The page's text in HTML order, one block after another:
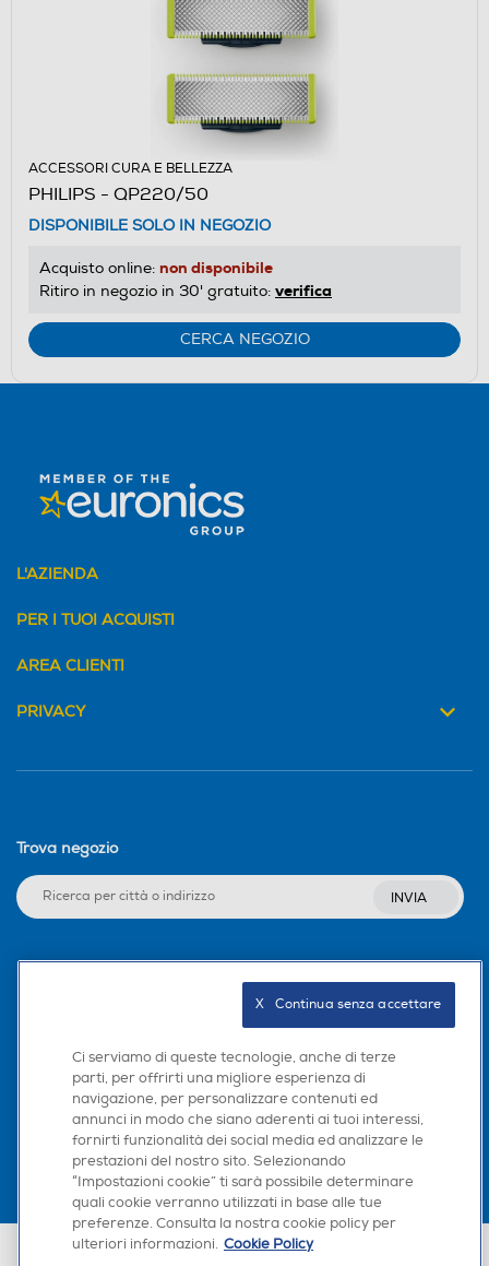
ACCESSORI CURA E BELLEZZA
PHILIPS - QP220/50
DISPONIBILE SOLO IN NEGOZIO
Acquisto online: non disponibile
Ritiro in negozio in 30' gratuito: verifica
CERCA NEGOZIO
L'AZIENDA
PER I TUOI ACQUISTI
AREA CLIENTI
PRIVACY
Trova negozio
INVIA
Scarica la nostra app
Euronics Italia SpA. Sede legale Via Montefeltro, 6/a 20156 Milano
Ci serviamo di queste tecnologie, anche di terze
parti, per offrirti una migliore esperienza di
navigazione, per personalizzare contenuti ed
annunci in modo che siano aderenti ai tuoi interessi,
fornirti funzionalità dei social media ed analizzare le
prestazioni del nostro sito. Selezionando
“Impostazioni cookie” ti sarà possibile determinare
quali cookie verranno utilizzati in base alle tue
preferenze. Consulta la nostra cookie policy per
ulteriori informazioni. Cookie Policy
X   Continua senza accettare